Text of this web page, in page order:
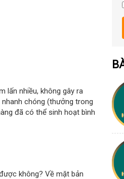
lấn nhiều, không gây ra
chóng (thưởng trong
đã có thể sinh hoạt bình
không? Về mặt bản